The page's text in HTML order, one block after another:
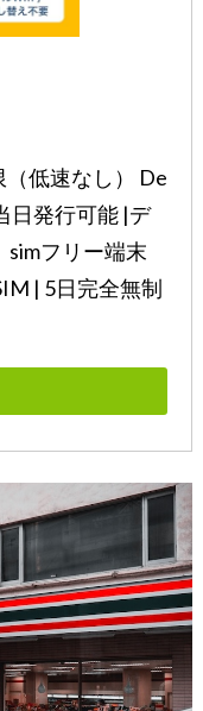
（低速なし） De
日発行可能 |デ
simフリー端末
| 5日完全無制